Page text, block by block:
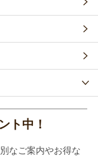
ト中！
なご案内やお得な